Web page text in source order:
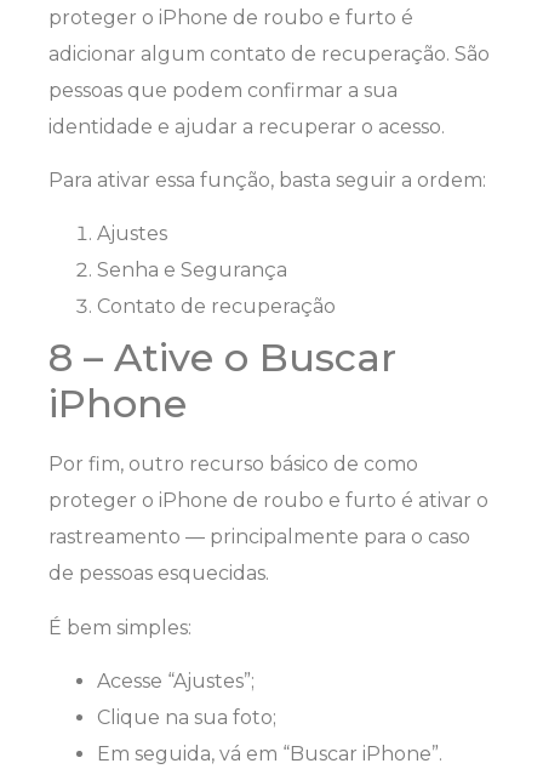
proteger o iPhone de roubo e furto é
adicionar algum contato de recuperação. São
pessoas que podem confirmar a sua
identidade e ajudar a recuperar o acesso.
Para ativar essa função, basta seguir a ordem:
Ajustes
Senha e Segurança
Contato de recuperação
8 – Ative o Buscar
iPhone
Por fim, outro recurso básico de como
proteger o iPhone de roubo e furto é ativar o
rastreamento — principalmente para o caso
de pessoas esquecidas.
É bem simples:
Acesse “Ajustes”;
Clique na sua foto;
Em seguida, vá em “Buscar iPhone”.